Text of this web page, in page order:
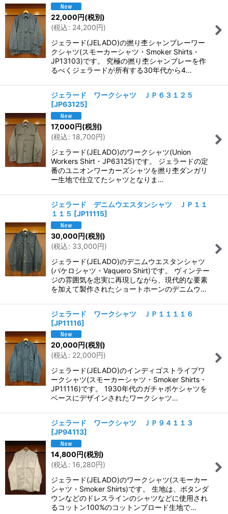
22,000円(税別)
(税込: 24,200円)
ジェラード(JELADO)の撚り杢シャンブレーワー
クシャツ(スモーカーシャツ・Smoker Shirts・
JP13103)です。 究極の撚り杢シャンブレーを作
るべくジェラードが所有する30年代から4…
ジェラード ワークシャツ ＪＰ６３１２５
[JP63125]
17,000円(税別)
(税込: 18,700円)
ジェラード(JELADO)のワークシャツ(Union
Workers Shirt・JP63125)です。 ジェラードの定
番のユニオンワーカーズシャツを撚り杢ダンガリ
ー生地で仕立てたシャツとなりま…
ジェラード デニムウエスタンシャツ ＪＰ１１
１１５ [JP11115]
30,000円(税別)
(税込: 33,000円)
ジェラード(JELADO)のデニムウエスタンシャツ
(バケロシャツ・Vaquero Shirt)です。 ヴィンテー
ジの雰囲気を忠実に再現しながら、現代的な要素
を加えて製作されたショートホーンのデニムウ…
ジェラード ワークシャツ ＪＰ１１１１６
[JP11116]
20,000円(税別)
(税込: 22,000円)
ジェラード(JELADO)のインディゴストライプワ
ークシャツ(スモーカーシャツ・Smoker Shirts・
JP11116)です。 1930年代のガチャポケシャツを
ベースにデザインされたワークシャツ…
ジェラード ワークシャツ ＪＰ９４１１３
[JP94113]
14,800円(税別)
(税込: 16,280円)
ジェラード(JELADO)のワークシャツ(スモーカー
シャツ・Smoker Shirts)です。 生地は、ボタンダ
ウンなどのドレスラインのシャツなどに使用され
るコットン100%のコットンブロード生地で…